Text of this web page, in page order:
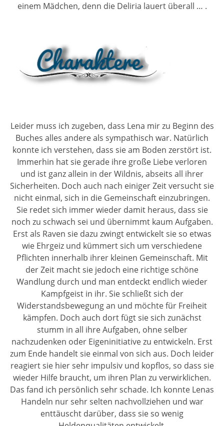
einem Mädchen, denn die Deliria lauert überall … .
Leider muss ich zugeben, dass Lena mir zu Beginn des
Buches alles andere als sympathisch war. Natürlich
konnte ich verstehen, dass sie am Boden zerstört ist.
Immerhin hat sie gerade ihre große Liebe verloren
und ist ganz allein in der Wildnis, abseits all ihrer
Sicherheiten. Doch auch nach einiger Zeit versucht sie
nicht einmal, sich in die Gemeinschaft einzubringen.
Sie redet sich immer wieder damit heraus, dass sie
noch zu schwach sei und übernimmt kaum Aufgaben.
Erst als Raven sie dazu zwingt entwickelt sie so etwas
wie Ehrgeiz und kümmert sich um verschiedene
Pflichten innerhalb ihrer kleinen Gemeinschaft. Mit
der Zeit macht sie jedoch eine richtige schöne
Wandlung durch und man entdeckt endlich wieder
Kampfgeist in ihr. Sie schließt sich der
Widerstandsbewegung an und möchte für Freiheit
kämpfen. Doch auch dort fügt sie sich zunächst
stumm in all ihre Aufgaben, ohne selber
nachzudenken oder Eigeninitiative zu entwickeln. Erst
zum Ende handelt sie einmal von sich aus. Doch leider
reagiert sie hier sehr impulsiv und kopflos, so dass sie
wieder Hilfe braucht, um ihren Plan zu verwirklichen.
Das fand ich persönlich sehr schade. Ich konnte Lenas
Handeln nur sehr selten nachvollziehen und war
enttäuscht darüber, dass sie so wenig